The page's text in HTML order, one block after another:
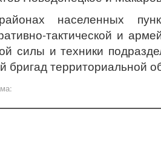
населенных
тактической и
силы и техники
бригад территориальной